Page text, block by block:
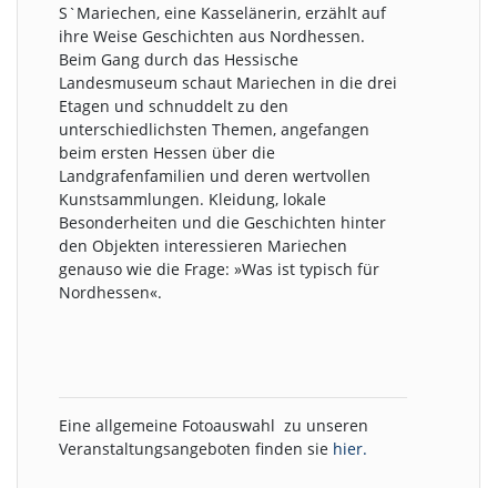
S`Mariechen, eine Kasselänerin, erzählt auf
ihre Weise Geschichten aus Nordhessen.
Beim Gang durch das Hessische
Landesmuseum schaut Mariechen in die drei
Etagen und schnuddelt zu den
unterschiedlichsten Themen, angefangen
beim ersten Hessen über die
Landgrafenfamilien und deren wertvollen
Kunstsammlungen. Kleidung, lokale
Besonderheiten und die Geschichten hinter
den Objekten interessieren Mariechen
genauso wie die Frage: »Was ist typisch für
Nordhessen«.
Eine allgemeine Fotoauswahl zu unseren
Veranstaltungsangeboten finden sie hier.